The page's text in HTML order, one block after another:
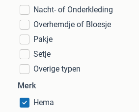
Nacht- of Onderkleding
Overhemdje of Bloesje
Pakje
Setje
Overige typen
Merk
Hema